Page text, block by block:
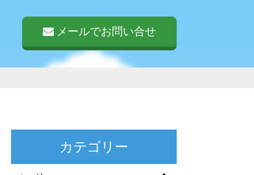
メールでお問い合せ
カテゴリー